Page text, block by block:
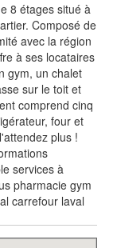
8 étages situé à
Composé de
avec la région
à ses locataires
gym, un chalet
sur le toit et
comprend cinq
four et
plus !
services à
pharmacie gym
carrefour laval